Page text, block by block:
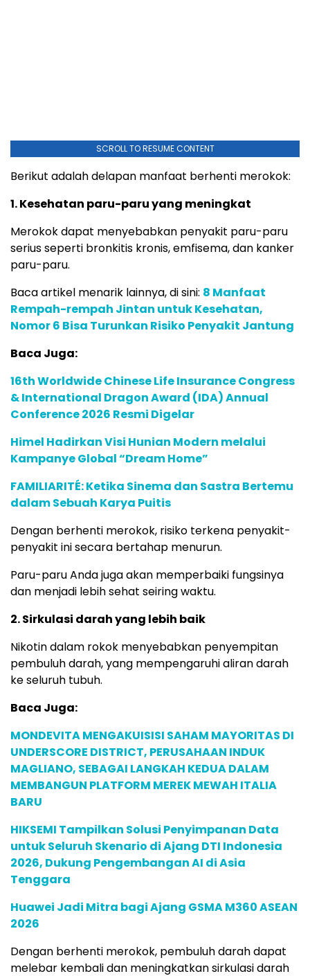
SCROLL TO RESUME CONTENT
Berikut adalah delapan manfaat berhenti merokok:
1. Kesehatan paru-paru yang meningkat
Merokok dapat menyebabkan penyakit paru-paru
serius seperti bronkitis kronis, emfisema, dan kanker
paru-paru.
Baca artikel menarik lainnya, di sini: 8 Manfaat
Rempah-rempah Jintan untuk Kesehatan,
Nomor 6 Bisa Turunkan Risiko Penyakit Jantung
Baca Juga:
16th Worldwide Chinese Life Insurance Congress
& International Dragon Award (IDA) Annual
Conference 2026 Resmi Digelar
Himel Hadirkan Visi Hunian Modern melalui
Kampanye Global “Dream Home”
FAMILIARITÉ: Ketika Sinema dan Sastra Bertemu
dalam Sebuah Karya Puitis
Dengan berhenti merokok, risiko terkena penyakit-
penyakit ini secara bertahap menurun.
Paru-paru Anda juga akan memperbaiki fungsinya
dan menjadi lebih sehat seiring waktu.
2. Sirkulasi darah yang lebih baik
Nikotin dalam rokok menyebabkan penyempitan
pembuluh darah, yang mempengaruhi aliran darah
ke seluruh tubuh.
Baca Juga:
MONDEVITA MENGAKUISISI SAHAM MAYORITAS DI
UNDERSCORE DISTRICT, PERUSAHAAN INDUK
MAGLIANO, SEBAGAI LANGKAH KEDUA DALAM
MEMBANGUN PLATFORM MEREK MEWAH ITALIA
BARU
HIKSEMI Tampilkan Solusi Penyimpanan Data
untuk Seluruh Skenario di Ajang DTI Indonesia
2026, Dukung Pengembangan AI di Asia
Tenggara
Huawei Jadi Mitra bagi Ajang GSMA M360 ASEAN
2026
Dengan berhenti merokok, pembuluh darah dapat
melebar kembali dan meningkatkan sirkulasi darah